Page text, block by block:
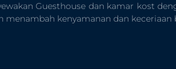
Guesthouse dan kamar kost
menambah kenyamanan dan keceriaan